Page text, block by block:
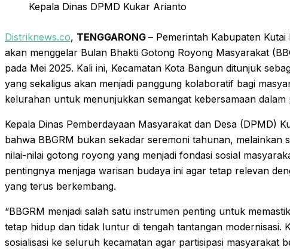
Kepala Dinas DPMD Kukar Arianto
Distriknews.co, TENGGARONG – Pemerintah Kabupaten
akan menggelar Bulan Bhakti Gotong Royong Masyarakat
pada Mei 2025. Kali ini, Kecamatan Kota Bangun ditunjuk
yang sekaligus akan menjadi panggung kolaboratif bagi
kelurahan untuk menunjukkan semangat kebersamaan dalam
Kepala Dinas Pemberdayaan Masyarakat dan Desa (DPMD)
bahwa BBGRM bukan sekadar seremoni tahunan, melainkan
nilai-nilai gotong royong yang menjadi fondasi sosial
pentingnya menjaga warisan budaya ini agar tetap relevan
yang terus berkembang.
“BBGRM menjadi salah satu instrumen penting untuk
tetap hidup dan tidak luntur di tengah tantangan modernisasi.
sosialisasi ke seluruh kecamatan agar partisipasi masyarakat